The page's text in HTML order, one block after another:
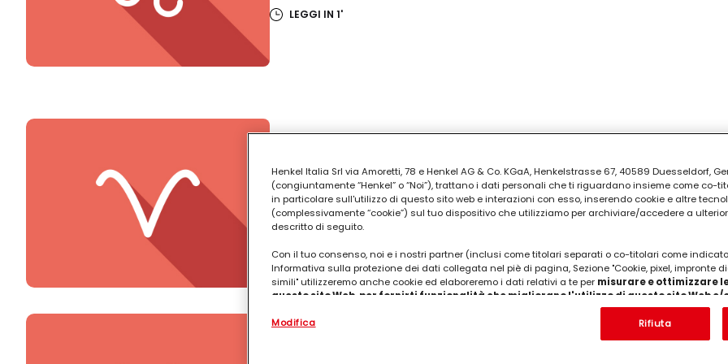
LEGGI IN 1'
ARIETE
LEGGI IN 1'
Henkel Italia Srl via Amoretti, 78 e Henkel AG & Co. KGaA, Henkelstrasse 67, 40589 Duesseldorf,
(congiuntamente “Henkel” o “Noi”), trattano i dati personali che ti riguardano insieme come co-
in particolare sull'utilizzo di questo sito web e interazioni con esso, inserendo cookie e altre
(complessivamente “cookie”) sul tuo dispositivo che utilizziamo per archiviare/accedere a
descritto di seguito.
Con il tuo consenso, noi e i nostri partner (inclusi come titolari separati o co-titolari come
Informativa sulla protezione dei dati collegata nel piè di pagina, Sezione "Cookie, pixel, impronte
simili" utilizzeremo anche cookie ed elaboreremo i dati relativi a te per misurare e ottimizzare
questo sito Web, per fornirti funzionalità che migliorano l'utilizzo di questo sito Web e/
. Analizzeremo il tuo utilizzo di questo sito Web e le tue interazioni commerciali
(rispettivamente dell'azienda per cui lavori) per) e su tale base tracciare i tuoi acquisti dei nostri
terzi, conservare le nostre informazioni sulle entità commerciali e creare profili individuali su di te
Modifica Rifiuta